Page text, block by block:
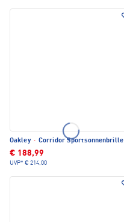
Oakley · Corridor Sportsonnenbrille
€ 188,99
UVP* € 214,00